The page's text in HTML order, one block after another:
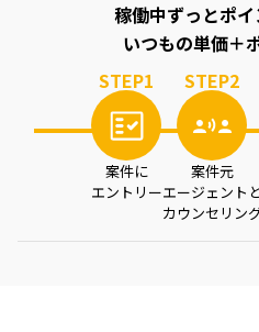
稼働中ずっとポイ
いつもの単価＋
STEP1
案件に
エントリー
STEP2
案件元
エージェント
カウンセリン